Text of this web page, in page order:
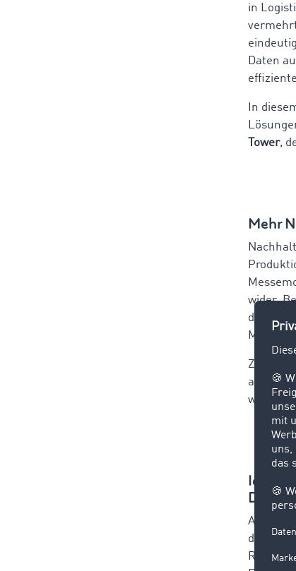
in
Daten
In
Tower,
Mehr
wider.
der
Zu den
aus
wie
Auf der
dem
Rolle